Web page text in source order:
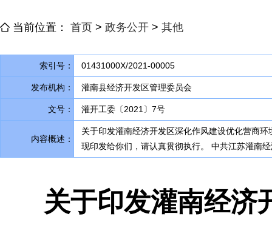
当前位置： 首页 > 政务公开 > 其他
索引号： 01431000X/2021-00005
发布机构： 灌南县经济开发区管理委员会
文号： 灌开工委〔2021〕7号
内容概述：
关于印发灌南经济开发区深化作风建设优化营商
现印发给你们，请认真贯彻执行。 中共江苏灌南
关于印发灌南经济